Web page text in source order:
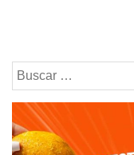
Buscar: